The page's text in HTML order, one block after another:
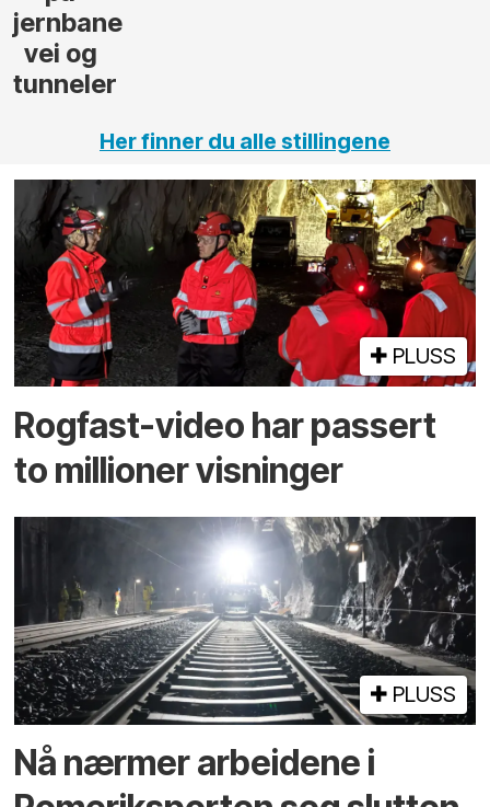
Her finner du alle stillingene
PLUSS
Rogfast-video har passert
to millioner visninger
PLUSS
Nå nærmer arbeidene i